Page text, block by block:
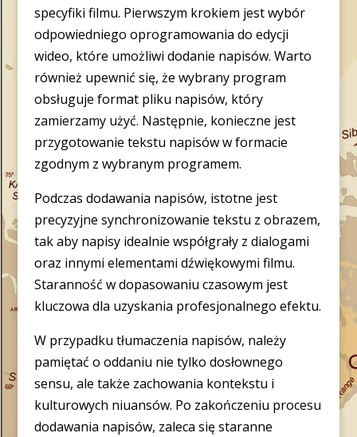
specyfiki filmu. Pierwszym krokiem jest wybór
odpowiedniego oprogramowania do edycji
wideo, które umożliwi dodanie napisów. Warto
również upewnić się, że wybrany program
obsługuje format pliku napisów, który
zamierzamy użyć. Następnie, konieczne jest
przygotowanie tekstu napisów w formacie
zgodnym z wybranym programem.
Podczas dodawania napisów, istotne jest
precyzyjne synchronizowanie tekstu z obrazem,
tak aby napisy idealnie współgrały z dialogami
oraz innymi elementami dźwiękowymi filmu.
Staranność w dopasowaniu czasowym jest
kluczowa dla uzyskania profesjonalnego efektu.
W przypadku tłumaczenia napisów, należy
pamiętać o oddaniu nie tylko dosłownego
sensu, ale także zachowania kontekstu i
kulturowych niuansów. Po zakończeniu procesu
dodawania napisów, zaleca się staranne